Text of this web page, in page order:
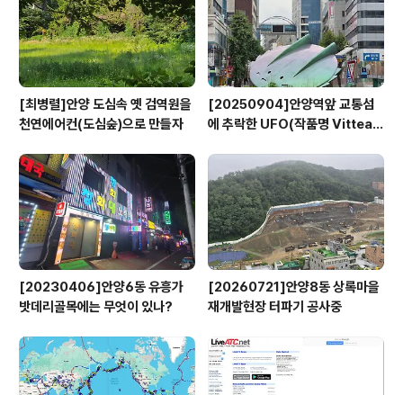
[최병렬]안양 도심속 옛 검역원을
천연에어컨(도심숲)으로 만들자
[20250904]안양역앞 교통섬
에 추락한 UFO(작품명 Vitteau
[20230406]안양6동 유흥가
밧데리골목에는 무엇이 있나?
[20260721]안양8동 상록마을
재개발현장 터파기 공사중